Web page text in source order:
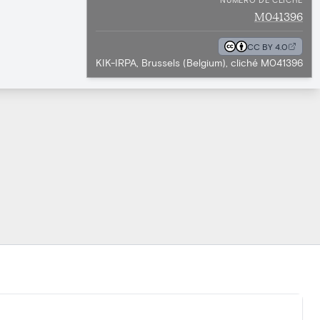
M041396
CC BY 4.0
KIK-IRPA, Brussels (Belgium), cliché M041396